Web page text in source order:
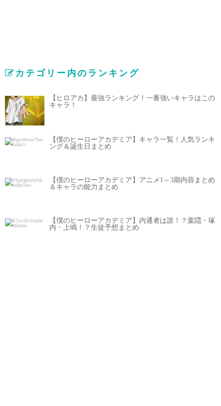
カテゴリー内のランキング
【ヒロアカ】最強ランキング！一番強いキャラはこの
キャラ！
【僕のヒーローアカデミア】キャラ一覧！人気ランキ
ング＆誕生日まとめ
【僕のヒーローアカデミア】アニメ1～3期内容まとめ
＆キャラの能力まとめ
【僕のヒーローアカデミア】内通者は誰！？葉隠・塚
内・上鳴！？生徒予想まとめ